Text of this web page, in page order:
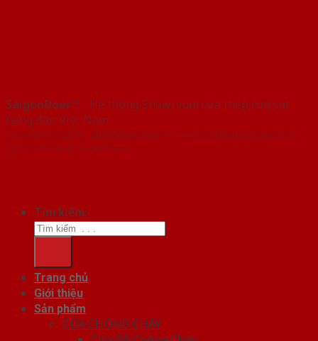
SaigonDoor™ - Hệ thống Showroom cửa thép cửa sắt
hàng đầu Việt Nam
Copyright ⓒ 2016 – 2026 SaigonDoor™ - www.cuathephanquoc.com |
Đơn vị chủ quản SaigonDoor
Tìm kiếm:
Trang chủ
Giới thiệu
Sản phẩm
CỬA CHỐNG CHÁY